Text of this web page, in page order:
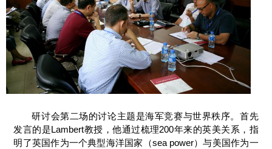
研讨会第二场的讨论主题是海军竞赛与世界秩序。首先
发言的是Lambert教授，他通过梳理200年来的英美关系，指
明了英国作为一个典型海洋国家（sea power）与美国作为一